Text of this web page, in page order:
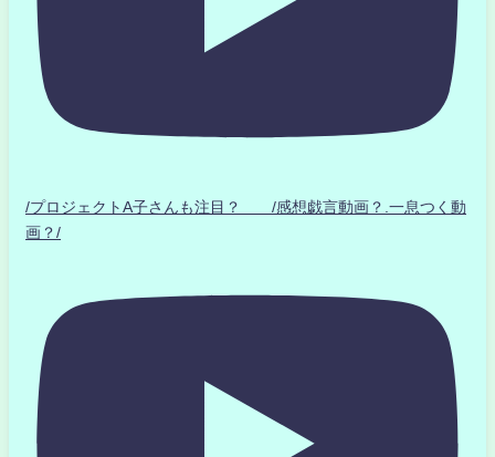
/プロジェクトA子さんも注目？ /感想戯言動画？.一息つく動
画？/